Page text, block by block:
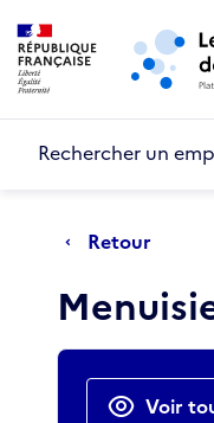
Aller au menu principal
Rechercher un
Retour
Actions
Voir